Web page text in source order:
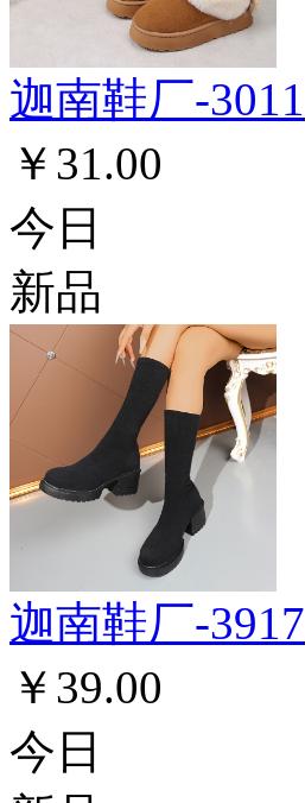
迦南鞋厂-3011
￥31.00
今日
新品
迦南鞋厂-3917
￥39.00
今日